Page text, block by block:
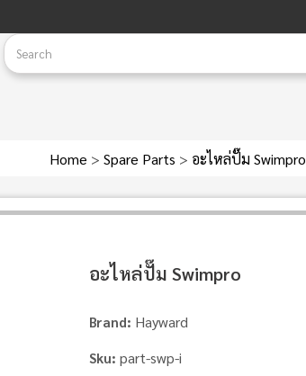
Home > Spare Parts > อะไหล่ปั๊ม Swimpro
อะไหล่ปั๊ม Swimpro
Brand: Hayward
Sku: part-swp-i